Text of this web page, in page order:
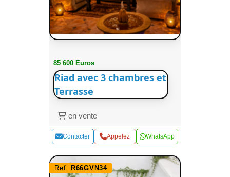
85 600 Euros
Riad avec 3 chambres et
Terrasse
en vente
Contacter Appelez WhatsApp
Ref: R66GVN34